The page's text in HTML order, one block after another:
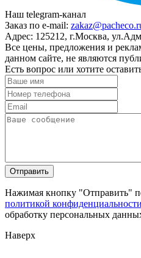
Наш telegram-канал
Заказ по e-mail:
Адрес: 125212, г.Москва,
Все цены, предложения и
данном сайте, не являются
Есть вопрос или хотите
Нажимая кнопку "Отправить"
политикой
обработку персональных
Наверх